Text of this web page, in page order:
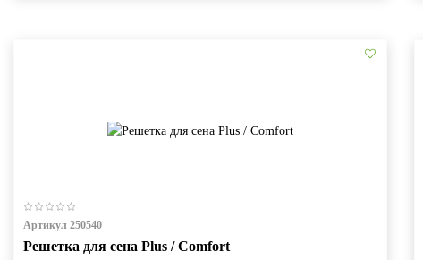
Артикул 250540
Решетка для сена Plus / Comfort